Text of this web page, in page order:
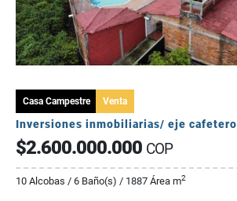
Casa Campestre Venta
Inversiones inmobiliarias/ eje cafetero
$2.600.000.000 COP
10 Alcobas / 6 Baño(s) / 1887 Área m2